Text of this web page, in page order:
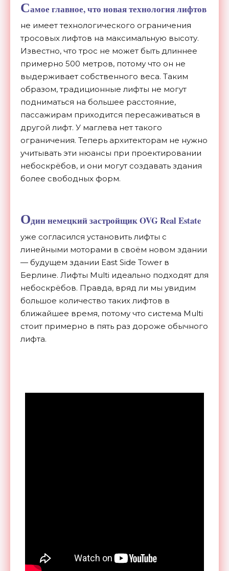
Самое главное, что новая технология лифтов
не имеет технологического ограничения
тросовых лифтов на максимальную высоту.
Известно, что трос не может быть длиннее
примерно 500 метров, потому что он не
выдерживает собственного веса. Таким
образом, традиционные лифты не могут
подниматься на большее расстояние,
пассажирам приходится пересаживаться в
другой лифт. У маглева нет такого
ограничения. Теперь архитекторам не нужно
учитывать эти нюансы при проектировании
небоскрёбов, и они могут создавать здания
более свободных форм.
Один немецкий застройщик OVG Real Estate
уже согласился установить лифты с
линейными моторами в своём новом здании
— будущем здании East Side Tower в
Берлине. Лифты Multi идеально подходят для
небоскрёбов. Правда, вряд ли мы увидим
большое количество таких лифтов в
ближайшее время, потому что система Multi
стоит примерно в пять раз дороже обычного
лифта.